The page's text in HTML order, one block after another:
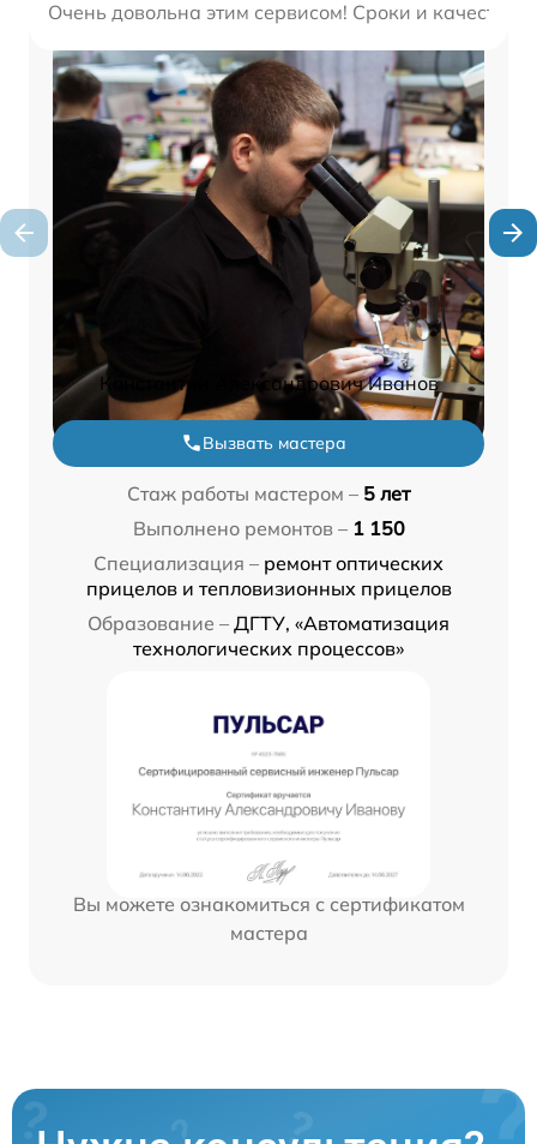
Очень довольна этим сервисом! Сроки и качество
Константин Александрович Иванов
Вызвать мастера
Стаж работы мастером – 5 лет
Выполнено ремонтов – 1 150
Специализация – ремонт оптических
прицелов и тепловизионных прицелов
Образование – ДГТУ, «Автоматизация
технологических процессов»
Вы можете ознакомиться с сертификатом
мастера